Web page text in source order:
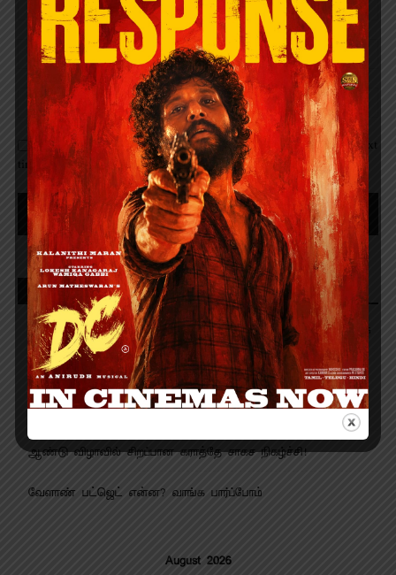
Save my name, email, and website in this browser for the next
time I comment.
Recent Posts
இது எனக்கு சவாலான படம்- நடிகர் & இயக்குனர் விஷால் பேச்சு
மனித உரிமைகள் மற்றும் மதச் சுதந்திர மாநாடு!
போட்டோகிராபர் விமர்சனம் RATING 2.9/5
ஆண்டு விழாவில் சிறப்பான கராத்தே சாகச நிகழ்ச்சி!
வேளாண் பட்ஜெட் என்ன? வாங்க பார்ப்போம்
August 2026